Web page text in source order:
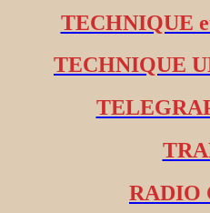
TECHNIQUE
TECHNIQUE
RADIO